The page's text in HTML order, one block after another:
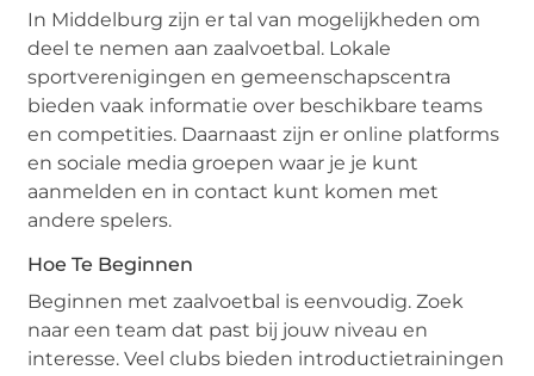
In Middelburg zijn er tal van mogelijkheden om
deel te nemen aan zaalvoetbal. Lokale
sportverenigingen en gemeenschapscentra
bieden vaak informatie over beschikbare teams
en competities. Daarnaast zijn er online platforms
en sociale media groepen waar je je kunt
aanmelden en in contact kunt komen met
andere spelers.
Hoe Te Beginnen
Beginnen met zaalvoetbal is eenvoudig. Zoek
naar een team dat past bij jouw niveau en
interesse. Veel clubs bieden introductietrainingen